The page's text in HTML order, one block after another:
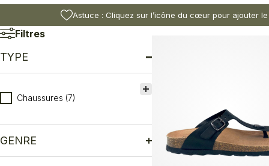
Astuce : Cliquez sur l’icône du cœur pour ajouter
Filtres
TYPE
Type
Chaussures (7)
GENRE